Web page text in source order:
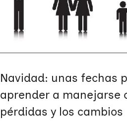
Navidad: unas fechas
aprender a manejarse
pérdidas y los cambios